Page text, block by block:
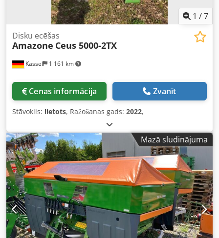
1 /7
Kassel 1 161 km
Disku ecēšas
Amazone Ceus 5000-2TX
Cenas informācija Zvanīt
Stāvoklis: lietots, Ražošanas gads: 2022,
Mazā sludinājuma